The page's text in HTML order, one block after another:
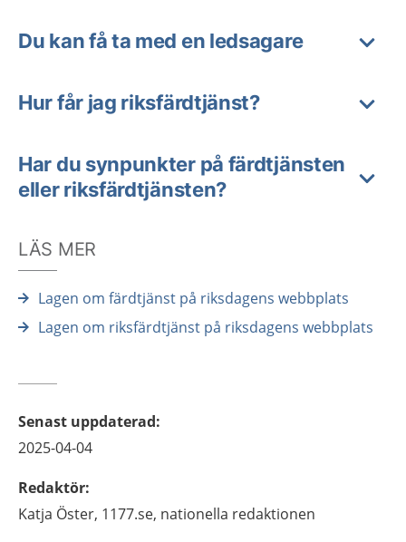
Du kan få ta med en ledsagare
Hur får jag riksfärdtjänst?
Har du synpunkter på färdtjänsten
eller riksfärdtjänsten?
LÄS MER
Lagen om färdtjänst på riksdagens webbplats
Lagen om riksfärdtjänst på riksdagens webbplats
Senast uppdaterad:
2025-04-04
Redaktör:
Katja Öster, 1177.se, nationella redaktionen